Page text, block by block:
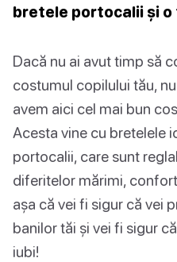
bretele portocalii și
Dacă nu ai avut timp să
costumul copilului tău,
avem aici cel mai bun
Acesta vine cu bretelele
portocalii, care sunt
diferitelor mărimi,
așa că vei fi sigur că vei
banilor tăi și vei fi sigur
iubi!